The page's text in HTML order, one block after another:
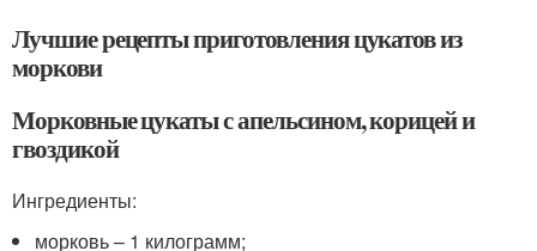
Лучшие рецепты приготовления цукатов из
моркови
Морковные цукаты с апельсином, корицей и
гвоздикой
Ингредиенты:
морковь – 1 килограмм;